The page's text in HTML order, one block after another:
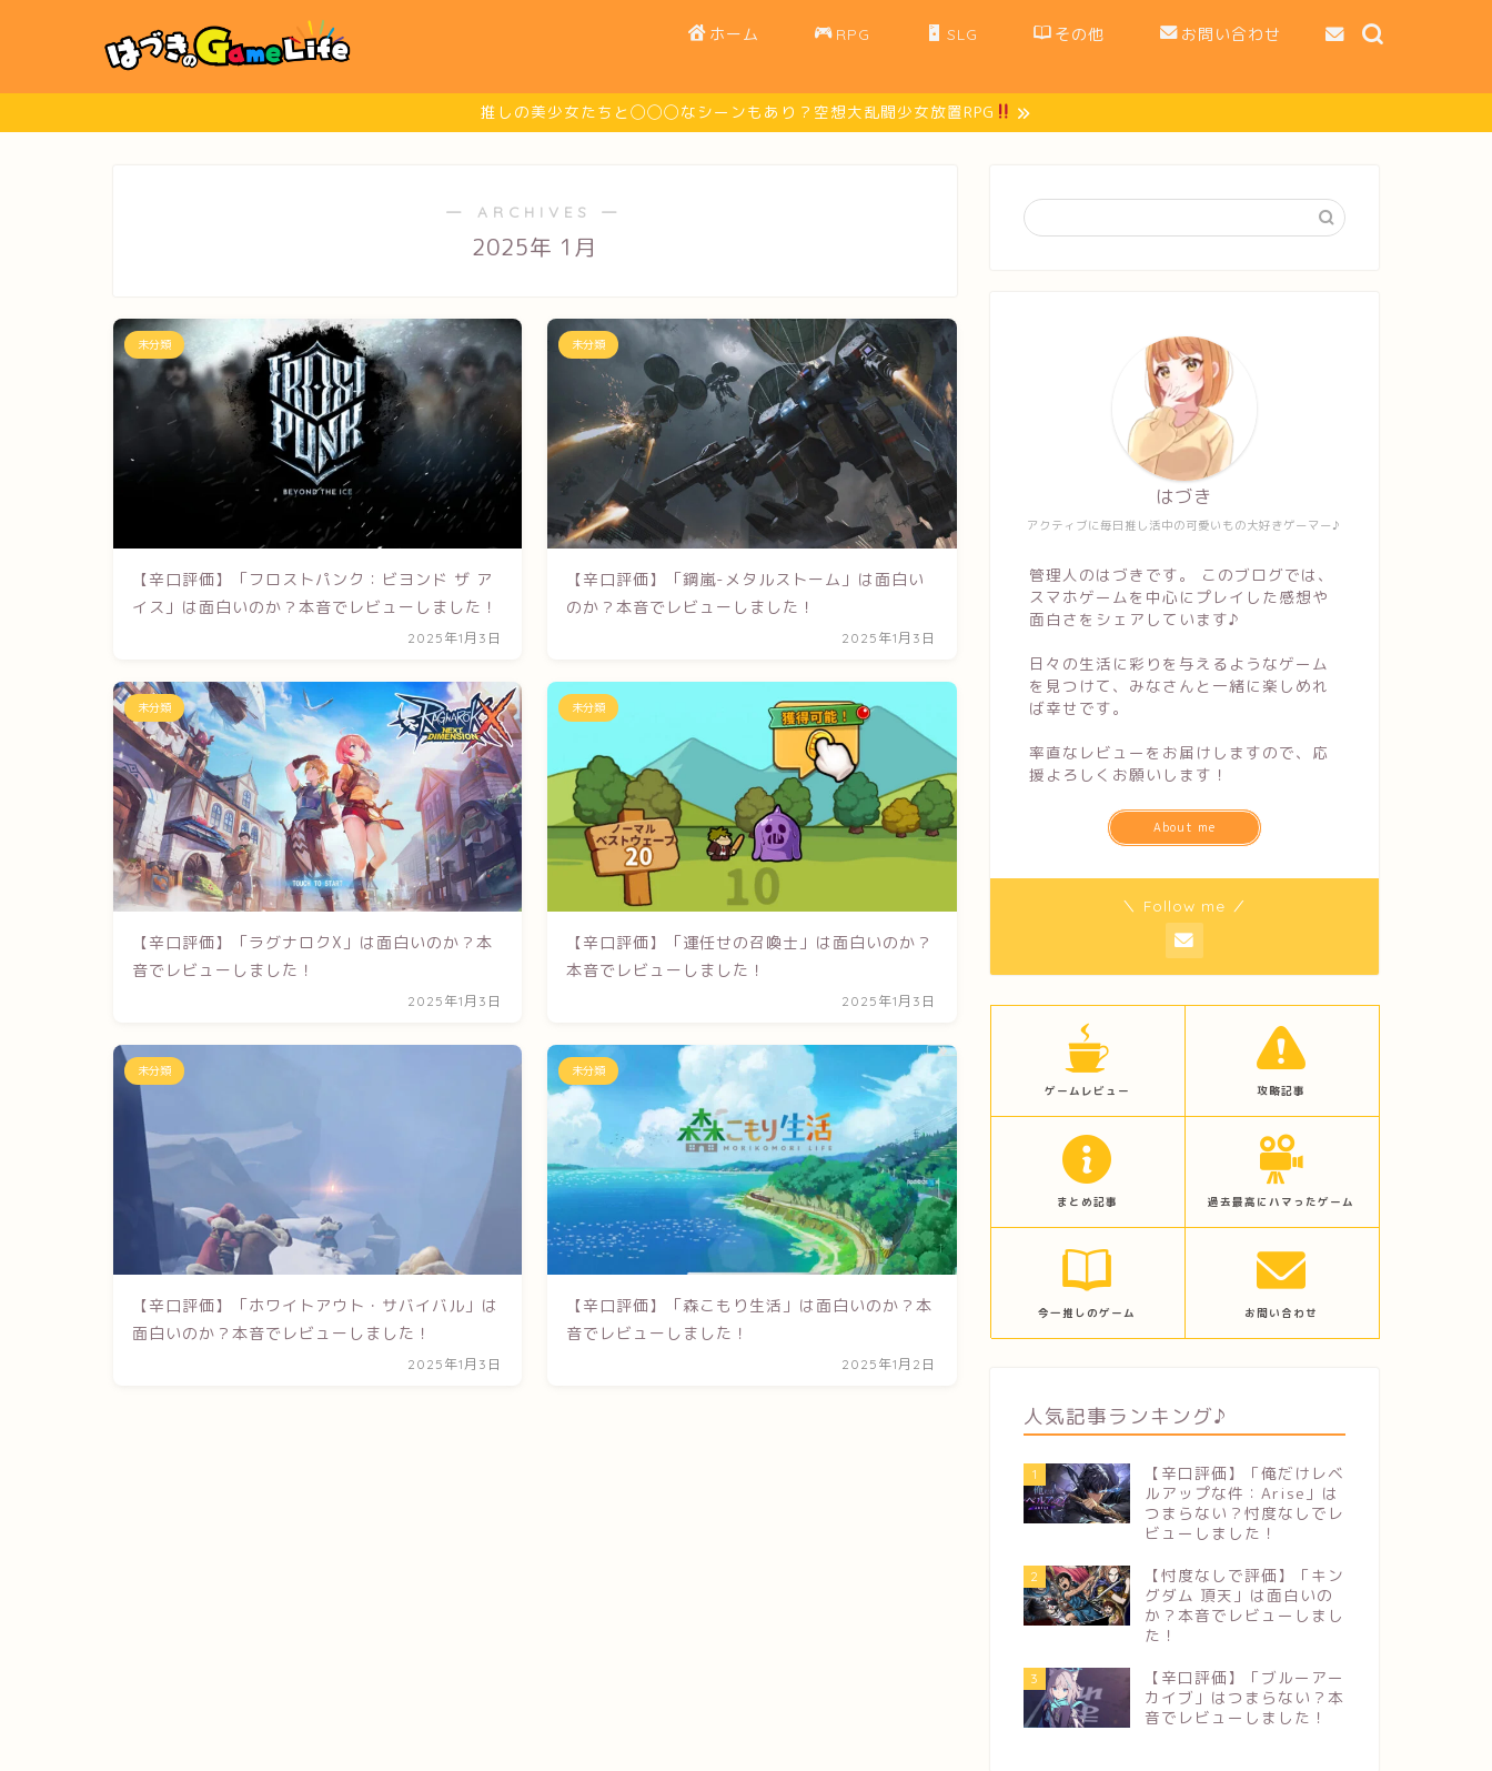
ホーム RPG SLG その他 お問い合わせ
推しの美少女たちと◯◯◯なシーンもあり？空想大乱闘少女放置RPG
― ARCHIVES ―
2025年 1月
未分類
【辛口評価】「フロストパンク：ビヨンド ザ ア
イス」は面白いのか？本音でレビューしました！
2025年1月3日
未分類
【辛口評価】「鋼嵐-メタルストーム」は面白い
のか？本音でレビューしました！
2025年1月3日
未分類
【辛口評価】「ラグナロクX」は面白いのか？本
音でレビューしました！
2025年1月3日
未分類
【辛口評価】「運任せの召喚士」は面白いのか？
本音でレビューしました！
2025年1月3日
未分類
【辛口評価】「ホワイトアウト・サバイバル」は
面白いのか？本音でレビューしました！
2025年1月3日
未分類
【辛口評価】「森こもり生活」は面白いのか？本
音でレビューしました！
2025年1月2日
アクティブに毎日推し活中の可愛いもの大好きゲーマー♪
はづき
管理人のはづきです。 このブログでは、
スマホゲームを中心にプレイした感想や
面白さをシェアしています♪
日々の生活に彩りを与えるようなゲーム
を見つけて、みなさんと一緒に楽しめれ
ば幸せです。
率直なレビューをお届けしますので、応
援よろしくお願いします！
About me
＼ Follow me ／
ゲームレビュー 攻略記事
まとめ記事 過去最高にハマったゲーム
今一推しのゲーム お問い合わせ
人気記事ランキング♪
1
【辛口評価】「俺だけレベ
ルアップな件：Arise」は
つまらない？忖度なしでレ
ビューしました！
2
【忖度なしで評価】「キン
グダム 頂天」は面白いの
か？本音でレビューしまし
た！
3
【辛口評価】「ブルーアー
カイブ」はつまらない？本
音でレビューしました！